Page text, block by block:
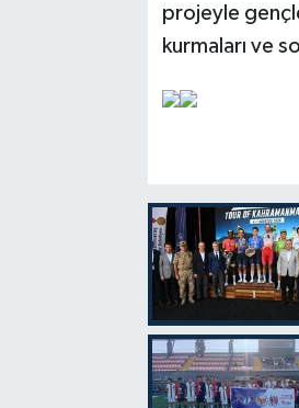
projeyle
kurmaları ve